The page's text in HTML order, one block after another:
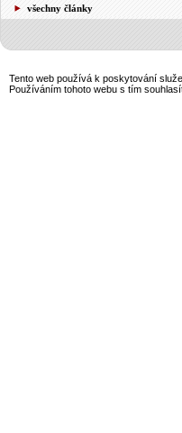
všechny články
Tento web používá k poskytování
Používáním tohoto webu s tím